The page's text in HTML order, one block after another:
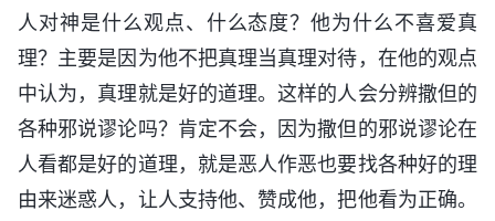
人对神是什么观点、什么态度？他为什么不喜爱真
理？主要是因为他不把真理当真理对待，在他的观点
中认为，真理就是好的道理。这样的人会分辨撒但的
各种邪说谬论吗？肯定不会，因为撒但的邪说谬论在
人看都是好的道理，就是恶人作恶也要找各种好的理
由来迷惑人，让人支持他、赞成他，把他看为正确。